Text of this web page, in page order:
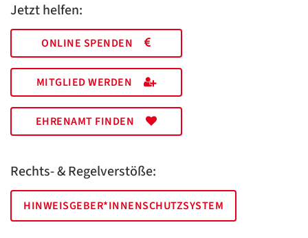
Jetzt helfen:
ONLINE SPENDEN
MITGLIED WERDEN
EHRENAMT FINDEN
Rechts- & Regelverstöße:
HINWEISGEBER*INNENSCHUTZSYSTEM